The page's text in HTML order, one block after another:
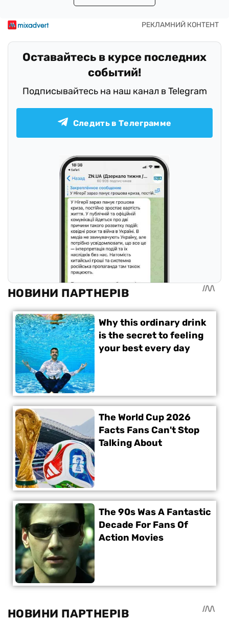
Оставайтесь в курсе последних
событий!
Подписывайтесь на наш канал в Telegram
Следить в Телеграмме